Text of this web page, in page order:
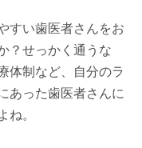
すい歯医者さんをお
？せっかく通うな
体制など、自分のラ
あった歯医者さんに
ね。